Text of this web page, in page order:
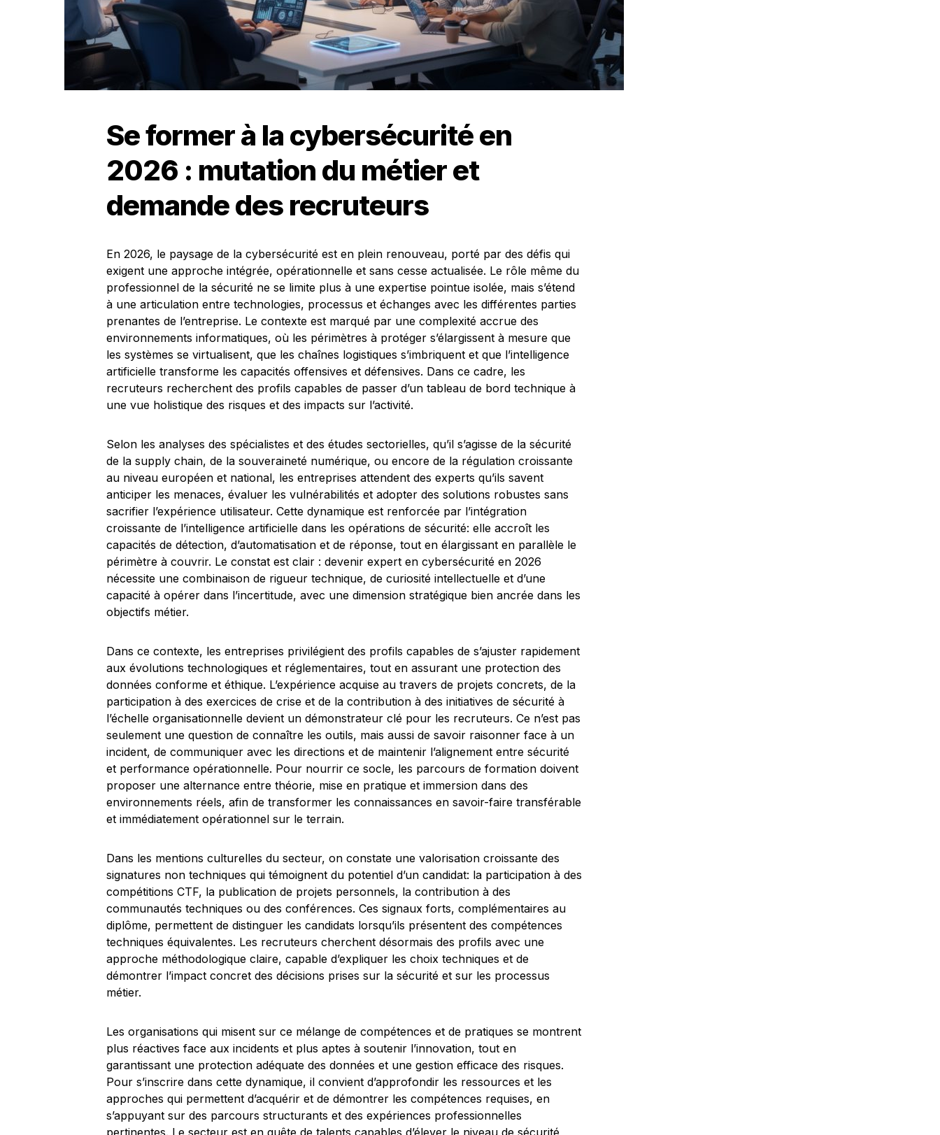
Se former à la cybersécurité en
2026 : mutation du métier et
demande des recruteurs
En 2026, le paysage de la cybersécurité est en plein renouveau, porté par des défis qui
exigent une approche intégrée, opérationnelle et sans cesse actualisée. Le rôle même du
professionnel de la sécurité ne se limite plus à une expertise pointue isolée, mais s’étend
à une articulation entre technologies, processus et échanges avec les différentes parties
prenantes de l’entreprise. Le contexte est marqué par une complexité accrue des
environnements informatiques, où les périmètres à protéger s’élargissent à mesure que
les systèmes se virtualisent, que les chaînes logistiques s’imbriquent et que l’intelligence
artificielle transforme les capacités offensives et défensives. Dans ce cadre, les
recruteurs recherchent des profils capables de passer d’un tableau de bord technique à
une vue holistique des risques et des impacts sur l’activité.
Selon les analyses des spécialistes et des études sectorielles, qu’il s’agisse de la sécurité
de la supply chain, de la souveraineté numérique, ou encore de la régulation croissante
au niveau européen et national, les entreprises attendent des experts qu’ils savent
anticiper les menaces, évaluer les vulnérabilités et adopter des solutions robustes sans
sacrifier l’expérience utilisateur. Cette dynamique est renforcée par l’intégration
croissante de l’intelligence artificielle dans les opérations de sécurité: elle accroît les
capacités de détection, d’automatisation et de réponse, tout en élargissant en parallèle le
périmètre à couvrir. Le constat est clair : devenir expert en cybersécurité en 2026
nécessite une combinaison de rigueur technique, de curiosité intellectuelle et d’une
capacité à opérer dans l’incertitude, avec une dimension stratégique bien ancrée dans les
objectifs métier.
Dans ce contexte, les entreprises privilégient des profils capables de s’ajuster rapidement
aux évolutions technologiques et réglementaires, tout en assurant une protection des
données conforme et éthique. L’expérience acquise au travers de projets concrets, de la
participation à des exercices de crise et de la contribution à des initiatives de sécurité à
l’échelle organisationnelle devient un démonstrateur clé pour les recruteurs. Ce n’est pas
seulement une question de connaître les outils, mais aussi de savoir raisonner face à un
incident, de communiquer avec les directions et de maintenir l’alignement entre sécurité
et performance opérationnelle. Pour nourrir ce socle, les parcours de formation doivent
proposer une alternance entre théorie, mise en pratique et immersion dans des
environnements réels, afin de transformer les connaissances en savoir-faire transférable
et immédiatement opérationnel sur le terrain.
Dans les mentions culturelles du secteur, on constate une valorisation croissante des
signatures non techniques qui témoignent du potentiel d’un candidat: la participation à des
compétitions CTF, la publication de projets personnels, la contribution à des
communautés techniques ou des conférences. Ces signaux forts, complémentaires au
diplôme, permettent de distinguer les candidats lorsqu’ils présentent des compétences
techniques équivalentes. Les recruteurs cherchent désormais des profils avec une
approche méthodologique claire, capable d’expliquer les choix techniques et de
démontrer l’impact concret des décisions prises sur la sécurité et sur les processus
métier.
Les organisations qui misent sur ce mélange de compétences et de pratiques se montrent
plus réactives face aux incidents et plus aptes à soutenir l’innovation, tout en
garantissant une protection adéquate des données et une gestion efficace des risques.
Pour s’inscrire dans cette dynamique, il convient d’approfondir les ressources et les
approches qui permettent d’acquérir et de démontrer les compétences requises, en
s’appuyant sur des parcours structurants et des expériences professionnelles
pertinentes. Le secteur est en quête de talents capables d’élever le niveau de sécurité